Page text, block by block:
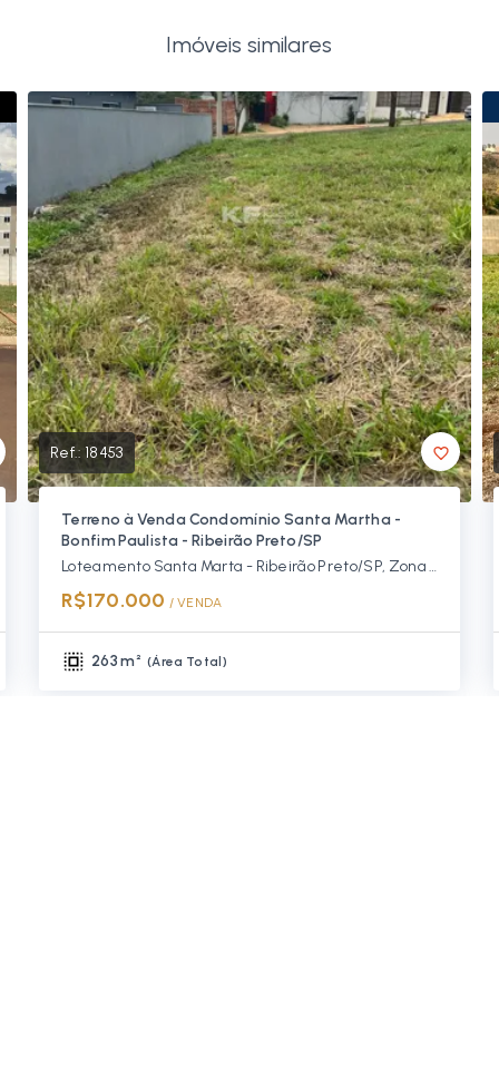
Imóveis similares
Ref.: 18453
Terreno à Venda Condomínio Santa Martha -
Bonfim Paulista - Ribeirão Preto/SP
Loteamento Santa Marta - Ribeirão Preto/SP, Zona Sul
R$170.000 / VENDA
263 m² (Área Total )